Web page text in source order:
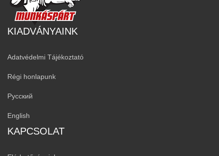
KIADVÁNYAINK
Adatvédelmi Tájékoztató
Régi honlapunk
Русский
English
KAPCSOLAT